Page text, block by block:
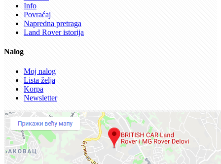
Info
Povraćaj
Napredna pretraga
Land Rover istorija
Nalog
Moj nalog
Lista želja
Korpa
Newsletter